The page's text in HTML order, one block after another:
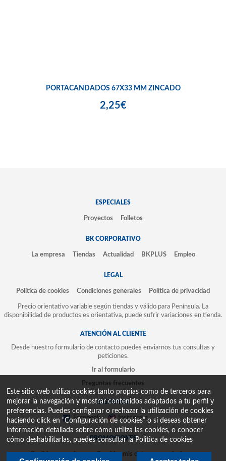
PORTACANDADOS 67X33 MM ZINCADO
2,25€
ESPECIALES
Proyectos Folletos
BK CORPORATIVO
La empresa Tiendas Actualidad BKPLUS Empleo
LEGAL
Política de cookies Condiciones generales Política de privacidad
Precio orientativo variable según tiendas y válido para Península. La
disponibilidad de productos es orientativa, puede sufrir variaciones en tienda.
ATENCIÓN AL CLIENTE
Desde nuestro formulario de contacto puedes enviarnos tus consultas y
peticiones.
Ir al formulario
Preguntas frecuentes
SÍGUENOS
Facebook Instagram
PROMOCIONES
Recibir promociones Cambiar mis datos y suscripciones
Este sitio web utiliza cookies tanto propias como de terceros para
mejorar la navegación y mostrar contenidos adaptados a tu perfil y
preferencias. Puedes configurar o rechazar la utilización de cookies
haciendo click en “Configuración de cookies” o si deseas obtener
información detallada sobre cómo utiliza las cookies, o conocer
cómo deshabilitarlas, puedes consultar laPolitica de cookies